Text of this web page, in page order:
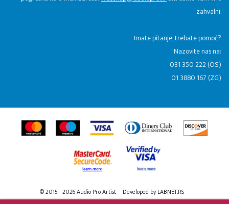
zahvalni.
​Imate pitanje, trebate pomoć?
Nazovite nas na:
031 350 222 (OS)
01 3880 167 (ZG)
© 2015 - 2026 Audio Pro Artist Developed by LABNET.RS